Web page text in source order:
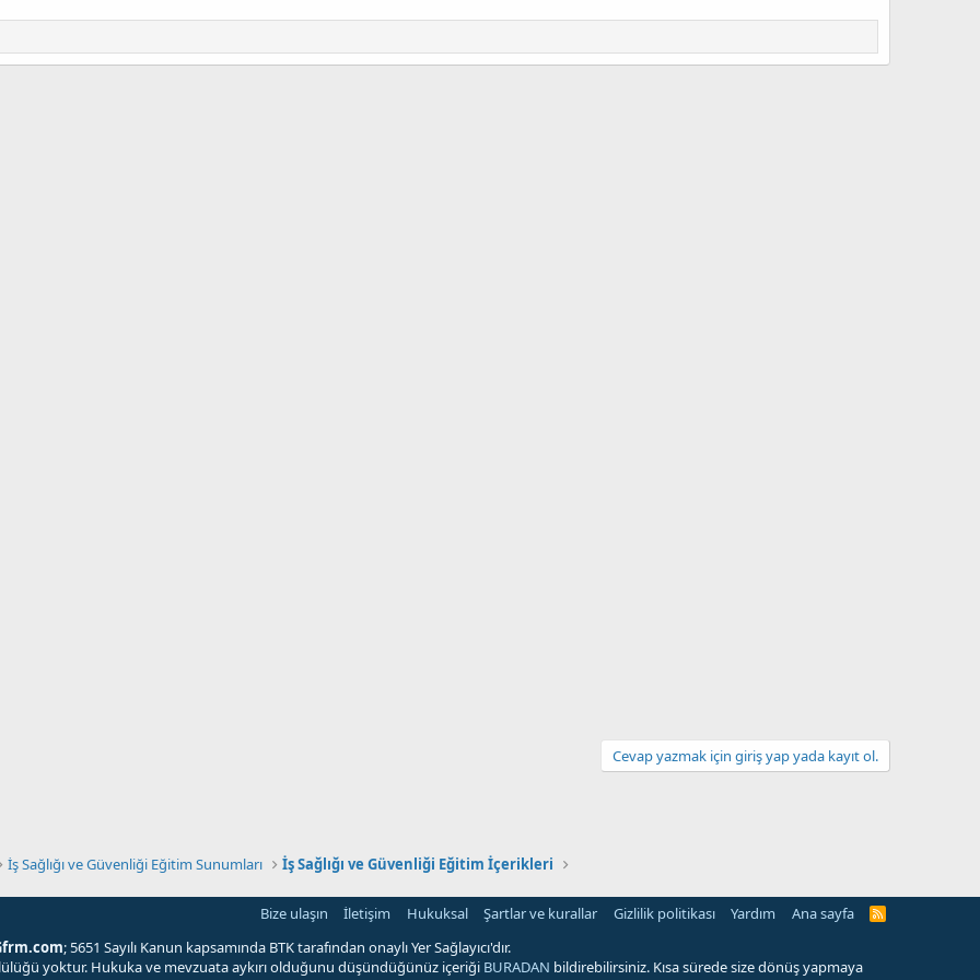
Cevap yazmak için giriş yap yada kayıt ol.
İş Sağlığı ve Güvenliği Eğitim Sunumları İş Sağlığı ve Güvenliği Eğitim İçerikleri
Bize ulaşın İletişim Hukuksal Şartlar ve kurallar Gizlilik politikası Yardım Ana sayfa
R
; 5651 Sayılı Kanun kapsamında BTK tarafından onaylı Yer Sağlayıcı'dır.
yoktur. Hukuka ve mevzuata aykırı olduğunu düşündüğünüz içeriği BURADAN bildirebilirsiniz. Kısa sürede size dönüş yapmaya